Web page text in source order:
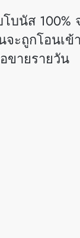
บนัส 100%
ะถูกโอนเ
ายรายวัน